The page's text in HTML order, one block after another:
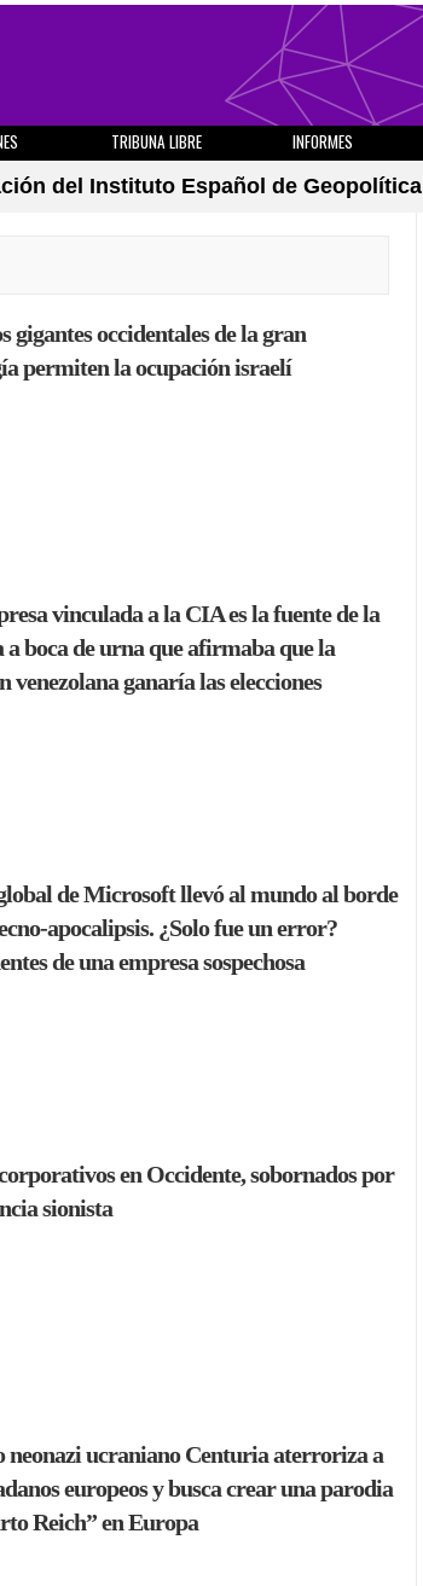
TRIBUNA LIBRE INFORMES
del Instituto Español de Geopolítica
gigantes occidentales de la gran
permiten la ocupación israelí
vinculada a la CIA es la fuente de la
a boca de urna que afirmaba que la
venezolana ganaría las elecciones
de Microsoft llevó al mundo al borde
apocalipsis. ¿Solo fue un error?
de una empresa sospechosa
en Occidente, sobornados por
sionista
neonazi ucraniano Centuria aterroriza a
europeos y busca crear una parodia
Reich” en Europa